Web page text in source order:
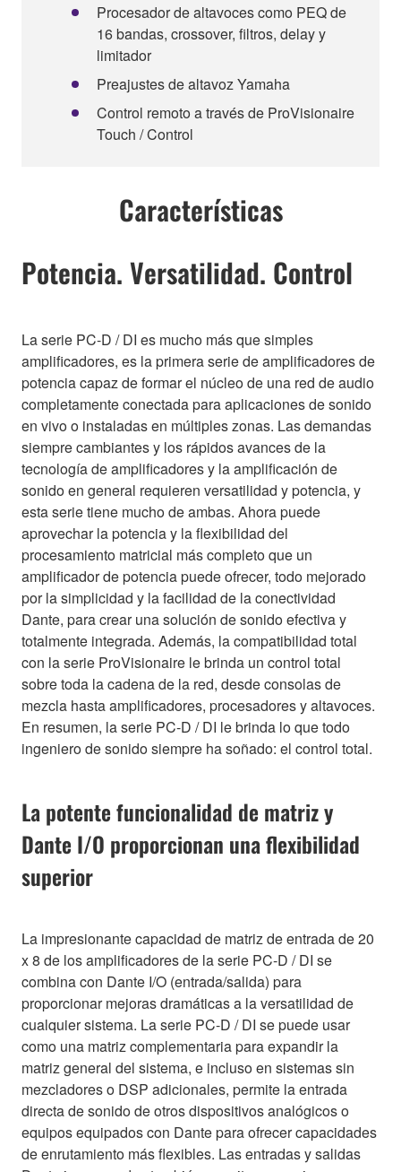
Procesador de altavoces como PEQ de
16 bandas, crossover, filtros, delay y
limitador
Preajustes de altavoz Yamaha
Control remoto a través de ProVisionaire
Touch / Control
Características
Potencia. Versatilidad. Control
La serie PC-D / DI es mucho más que simples
amplificadores, es la primera serie de amplificadores de
potencia capaz de formar el núcleo de una red de audio
completamente conectada para aplicaciones de sonido
en vivo o instaladas en múltiples zonas. Las demandas
siempre cambiantes y los rápidos avances de la
tecnología de amplificadores y la amplificación de
sonido en general requieren versatilidad y potencia, y
esta serie tiene mucho de ambas. Ahora puede
aprovechar la potencia y la flexibilidad del
procesamiento matricial más completo que un
amplificador de potencia puede ofrecer, todo mejorado
por la simplicidad y la facilidad de la conectividad
Dante, para crear una solución de sonido efectiva y
totalmente integrada. Además, la compatibilidad total
con la serie ProVisionaire le brinda un control total
sobre toda la cadena de la red, desde consolas de
mezcla hasta amplificadores, procesadores y altavoces.
En resumen, la serie PC-D / DI le brinda lo que todo
ingeniero de sonido siempre ha soñado: el control total.
La potente funcionalidad de matriz y
Dante I/O proporcionan una flexibilidad
superior
La impresionante capacidad de matriz de entrada de 20
x 8 de los amplificadores de la serie PC-D / DI se
combina con Dante I/O (entrada/salida) para
proporcionar mejoras dramáticas a la versatilidad de
cualquier sistema. La serie PC-D / DI se puede usar
como una matriz complementaria para expandir la
matriz general del sistema, e incluso en sistemas sin
mezcladores o DSP adicionales, permite la entrada
directa de sonido de otros dispositivos analógicos o
equipos equipados con Dante para ofrecer capacidades
de enrutamiento más flexibles. Las entradas y salidas